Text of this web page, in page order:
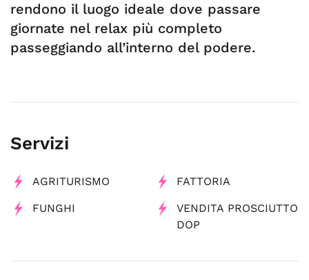
rendono il luogo ideale dove passare
giornate nel relax più completo
passeggiando all’interno del podere.
Servizi
AGRITURISMO FATTORIA
FUNGHI
VENDITA PROSCIUTTO
DOP